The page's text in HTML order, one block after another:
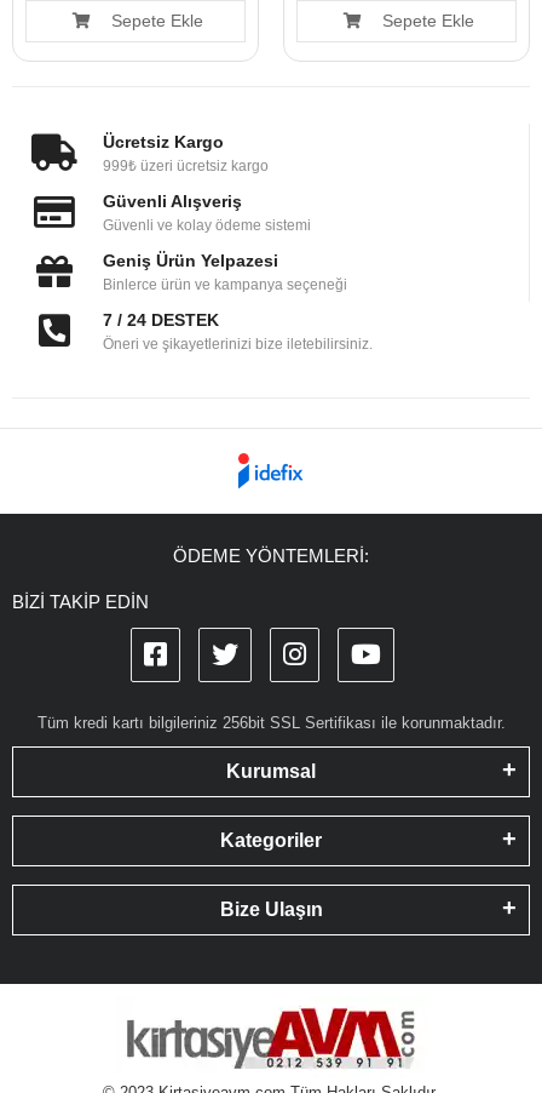
Sepete Ekle Sepete Ekle
Ücretsiz Kargo
999₺ üzeri ücretsiz kargo
Güvenli Alışveriş
Güvenli ve kolay ödeme sistemi
Geniş Ürün Yelpazesi
Binlerce ürün ve kampanya seçeneği
7 / 24 DESTEK
Öneri ve şikayetlerinizi bize iletebilirsiniz.
ÖDEME YÖNTEMLERİ:
BİZİ TAKİP EDİN
Tüm kredi kartı bilgileriniz 256bit SSL Sertifikası ile korunmaktadır.
Kurumsal
Kategoriler
Bize Ulaşın